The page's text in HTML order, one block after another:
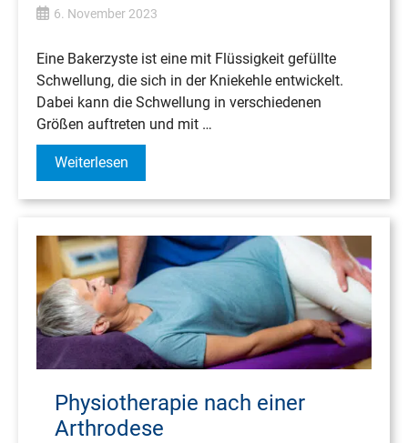
6. November 2023
Eine Bakerzyste ist eine mit Flüssigkeit gefüllte
Schwellung, die sich in der Kniekehle entwickelt.
Dabei kann die Schwellung in verschiedenen
Größen auftreten und mit …
Weiterlesen
Physiotherapie nach einer
Arthrodese